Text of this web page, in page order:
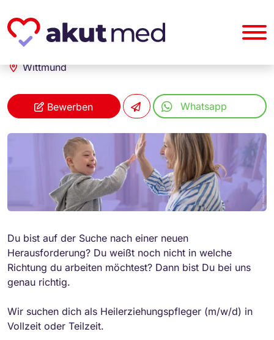
akut... Medizinische Personallogistik GmbH
Heilerziehungspfleger (m/w/d)
Wittmund
Bewerben Whatsapp
Du bist auf der Suche nach einer neuen
Herausforderung? Du weißt noch nicht in welche
Richtung du arbeiten möchtest? Dann bist Du bei uns
genau richtig.
Wir suchen dich als Heilerziehungspfleger (m/w/d) in
Vollzeit oder Teilzeit.